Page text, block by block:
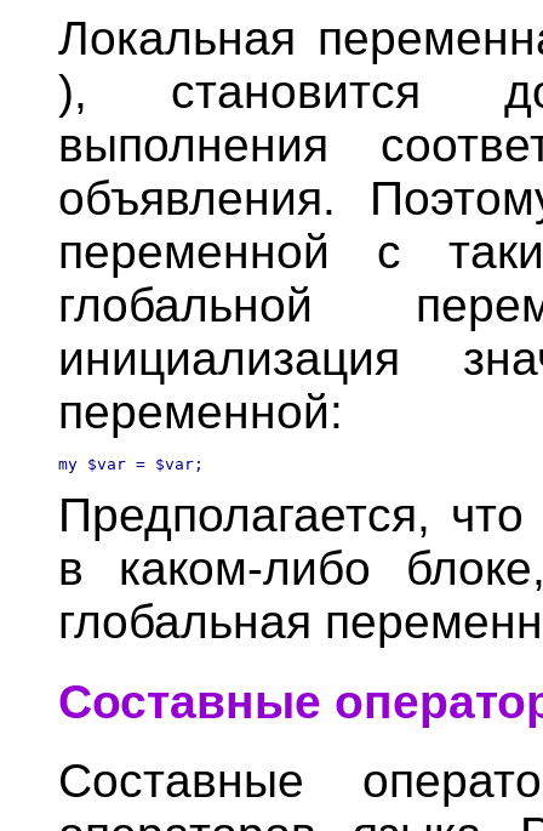
Локальная
), становится
выполнения
объявления.
переменной с
глобальной
инициализация
переменной:
Предполагается,
в каком-либо
глобальная
Составные
Составные